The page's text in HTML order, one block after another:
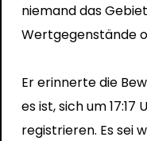
niemand das
Wertgegenstände
Er erinnerte die
es ist, sich um 17:17
registrieren. Es sei